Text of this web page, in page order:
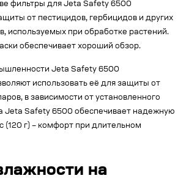
фильтры для Jeta Safety 6500
от пестицидов, гербицидов и других
используемых при обработке растений.
обеспечивает хороший обзор.
Jeta Safety 6500
использовать её для защиты от
в зависимости от установленного
Jeta Safety 6500 обеспечивает надежную
(120 г) – комфорт при длительном
на